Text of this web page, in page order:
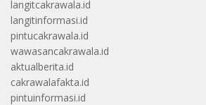
langitcakrawala.id
langitinformasi.id
pintucakrawala.id
wawasancakrawala.id
aktualberita.id
cakrawalafakta.id
pintuinformasi.id